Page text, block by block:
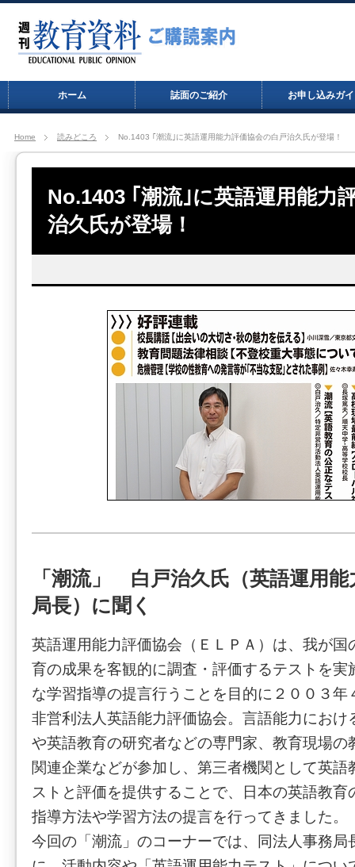
ホーム 誌面のご紹介 お申し込みガ
Home 読みどころ No.1403 ｢潮流｣に英語運用能力評価協会の白戸治久氏が登場！
No.1403 ｢潮流｣に英語運用能力
治久氏が登場！
「潮流」 白戸治久氏（英語運用能
局長）に聞く
英語運用能力評価協会（ＥＬＰＡ）は、我が国
育の成果を客観的に調査・評価するテストを実
な学習指導の提言行うことを目的に２００３年
非営利法人英語能力評価協会。言語能力におけ
や英語教育の研究者などの専門家、教育現場の
関連企業などが参加し、第三者機関として英語
ストと評価を提供することで、日本の英語教育
指導方法や学習方法の提言を行ってきました。
今回の「潮流」のコーナーでは、同法人事務局